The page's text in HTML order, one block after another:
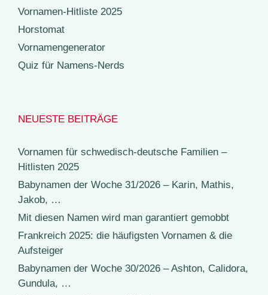
Vornamen-Hitliste 2025
Horstomat
Vornamengenerator
Quiz für Namens-Nerds
NEUESTE BEITRÄGE
Vornamen für schwedisch-deutsche Familien –
Hitlisten 2025
Babynamen der Woche 31/2026 – Karin, Mathis,
Jakob, …
Mit diesen Namen wird man garantiert gemobbt
Frankreich 2025: die häufigsten Vornamen & die
Aufsteiger
Babynamen der Woche 30/2026 – Ashton, Calidora,
Gundula, …